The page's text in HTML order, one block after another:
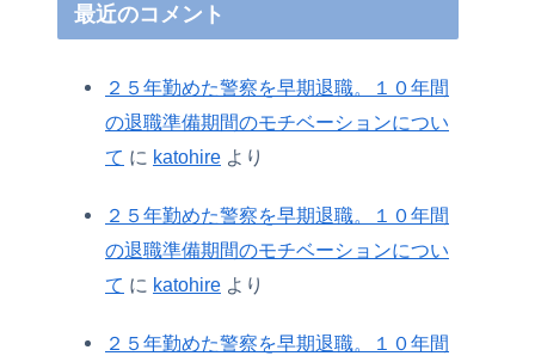
最近のコメント
２５年勤めた警察を早期退職。１０年間
の退職準備期間のモチベーションについ
て に katohire より
２５年勤めた警察を早期退職。１０年間
の退職準備期間のモチベーションについ
て に katohire より
２５年勤めた警察を早期退職。１０年間